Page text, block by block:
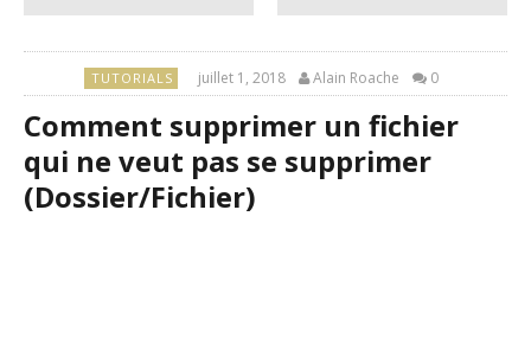
TUTORIALS juillet 1, 2018 Alain Roache 0
Comment supprimer un fichier
qui ne veut pas se supprimer
(Dossier/Fichier)